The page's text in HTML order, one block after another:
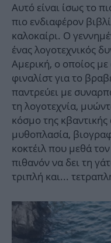
Αυτό είναι ίσως το
πιο ενδιαφέρον
καλοκαίρι. Ο
ένας λογοτεχνικός
Αμερική, ο οποίος
φιναλίστ για το
παντρεύει με
τη λογοτεχνία,
κόσμο της
μυθοπλασία,
κοκτέιλ που μεθά
πιθανόν να δει τη
τριπλή και...